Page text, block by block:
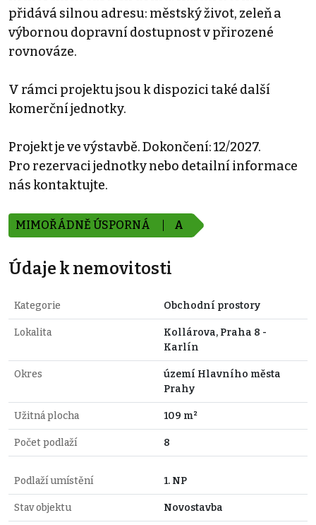
přidává silnou adresu: městský život, zeleň a
výbornou dopravní dostupnost v přirozené
rovnováze.
V rámci projektu jsou k dispozici také další
komerční jednotky.
Projekt je ve výstavbě. Dokončení: 12/2027.
Pro rezervaci jednotky nebo detailní informace
nás kontaktujte.
MIMOŘÁDNĚ ÚSPORNÁ A
Údaje k nemovitosti
Kategorie Obchodní prostory
Lokalita
Kollárova, Praha 8 -
Karlín
Okres
území Hlavního města
Prahy
Užitná plocha 109 m²
Počet podlaží 8
Podlaží umístění 1. NP
Stav objektu Novostavba